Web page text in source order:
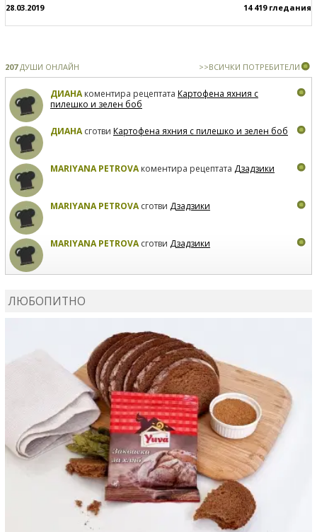
28.03.2019 14 419 гледания
207ДУШИ ОНЛАЙН >>ВСИЧКИ ПОТРЕБИТЕЛИ
ДИАНАкоментира рецептата Картофена яхния с
пилешко и зелен боб
ДИАНАсготви Картофена яхния с пилешко и зелен боб
MARIYANA PETROVAкоментира рецептата Дзадзики
MARIYANA PETROVAсготви Дзадзики
MARIYANA PETROVAсготви Дзадзики
ЛЮБОПИТНО